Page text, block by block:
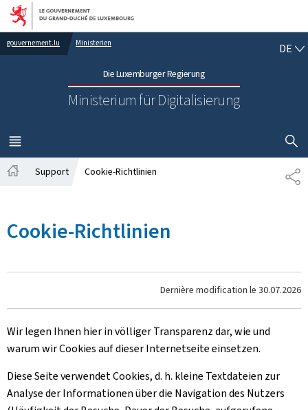
Zur Hauptnavigation
Zum Inhalt
gouvernement.lu Ministerien
Die Luxemburger Regierung
Ministerium für Digitalisierung
DE
MENÜ
HAUPT-
Support Cookie-Richtlinien
Cookie-Richtlinien
Dernière modification le 30.07.2026
Wir legen Ihnen hier in völliger Transparenz dar, wie und
warum wir Cookies auf dieser Internetseite einsetzen.
Diese Seite verwendet Cookies, d. h. kleine Textdateien zur
Analyse der Informationen über die Navigation des Nutzers